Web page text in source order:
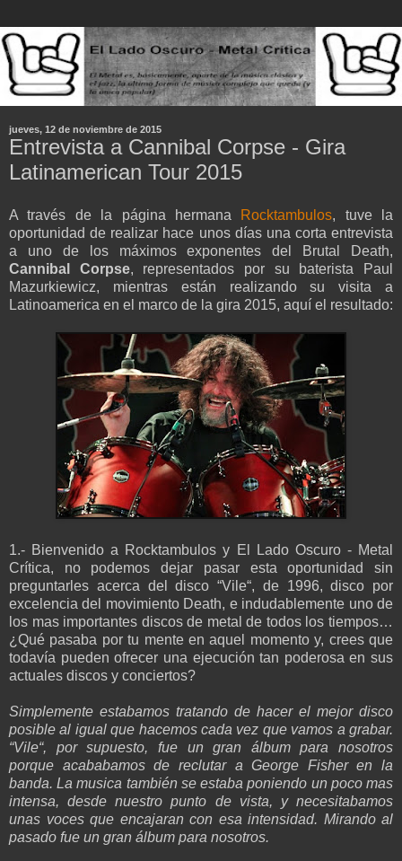
jueves, 12 de noviembre de 2015
Entrevista a Cannibal Corpse - Gira
Latinamerican Tour 2015
A través de la página hermana Rocktambulos, tuve la
oportunidad de realizar hace unos días una corta entrevista
a uno de los máximos exponentes del Brutal Death,
Cannibal Corpse, representados por su baterista Paul
Mazurkiewicz, mientras están realizando su visita a
Latinoamerica en el marco de la gira 2015, aquí el resultado:
1.- Bienvenido a Rocktambulos y El Lado Oscuro - Metal
Crítica, no podemos dejar pasar esta oportunidad sin
preguntarles acerca del disco “Vile“, de 1996, disco por
excelencia del movimiento Death, e indudablemente uno de
los mas importantes discos de metal de todos los tiempos…
¿Qué pasaba por tu mente en aquel momento y, crees que
todavía pueden ofrecer una ejecución tan poderosa en sus
actuales discos y conciertos?
Simplemente estabamos tratando de hacer el mejor disco
posible al igual que hacemos cada vez que vamos a grabar.
“Vile“, por supuesto, fue un gran álbum para nosotros
porque acababamos de reclutar a George Fisher en la
banda. La musica también se estaba poniendo un poco mas
intensa, desde nuestro punto de vista, y necesitabamos
unas voces que encajaran con esa intensidad. Mirando al
pasado fue un gran álbum para nosotros.